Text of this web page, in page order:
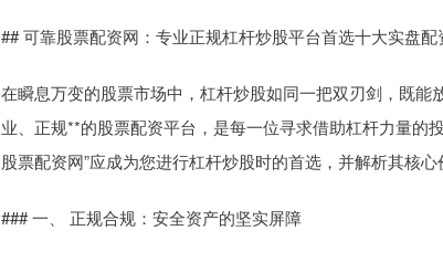
## 可靠股票配资网：专业正规杠杆炒股平台首选十大实盘
在瞬息万变的股票市场中，杠杆炒股如同一把双刃剑，既
业、正规**的股票配资平台，是每一位寻求借助杠杆力量的
股票配资网”应成为您进行杠杆炒股时的首选，并解析其核心
### 一、 正规合规：安全资产的坚实屏障